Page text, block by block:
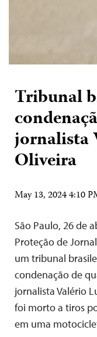
Tribunal
jornalista
Oliveira
May 13, 2024 4:10
São Paulo, 26 de
Proteção de
um tribunal
condenação de
jornalista Valério
foi morto a tiros
em uma